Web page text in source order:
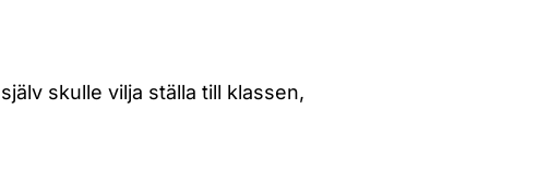
skulle vilja ställa till klassen,